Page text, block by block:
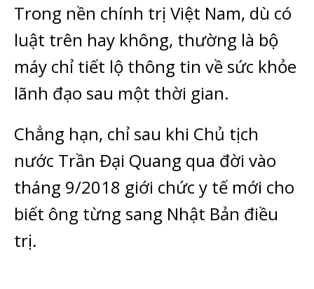
Trong nền chính trị Việt Nam, dù có
luật trên hay không, thường là bộ
máy chỉ tiết lộ thông tin về sức khỏe
lãnh đạo sau một thời gian.
Chẳng hạn, chỉ sau khi Chủ tịch
nước Trần Đại Quang qua đời vào
tháng 9/2018 giới chức y tế mới cho
biết ông từng sang Nhật Bản điều
trị.